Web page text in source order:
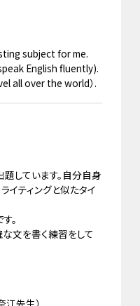
subject for me.
English fluently).
all over the world）.
しています。自分自身
イティングと似たタイ
。
文を書く練習をして